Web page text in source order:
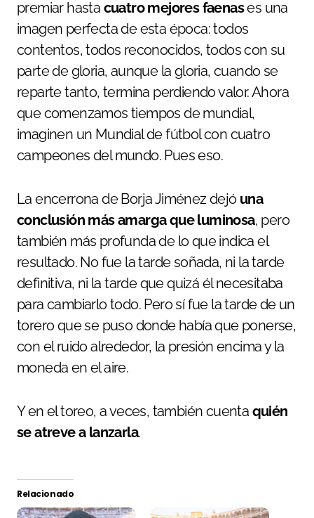
premiar hasta cuatro mejores faenases una
imagen perfecta de esta época: todos
contentos, todos reconocidos, todos con su
parte de gloria, aunque la gloria, cuando se
reparte tanto, termina perdiendo valor. Ahora
que comenzamos tiempos de mundial,
imaginen un Mundial de fútbol con cuatro
campeones del mundo. Pues eso.
La encerrona de Borja Jiménez dejó una
conclusión más amarga que luminosa, pero
también más profunda de lo que indica el
resultado. No fue la tarde soñada, ni la tarde
definitiva, ni la tarde que quizá él necesitaba
para cambiarlo todo. Pero sí fue la tarde de un
torero que se puso donde había que ponerse,
con el ruido alrededor, la presión encima y la
moneda en el aire.
Y en el toreo, a veces, también cuenta quién
se atreve a lanzarla.
Relacionado